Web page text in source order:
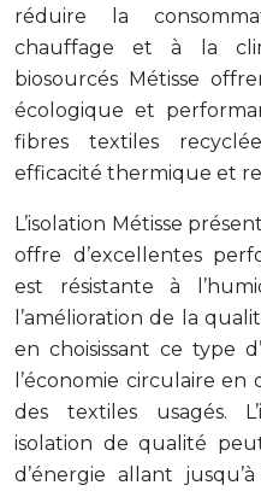
réduire la
chauffage et à la
biosourcés Métisse
écologique et
fibres textiles
efficacité thermique et
L’isolation Métisse
offre d’excellentes
est résistante à
l’amélioration de la
en choisissant ce type
l’économie circulaire
des textiles usagés.
isolation de qualité
d’énergie allant